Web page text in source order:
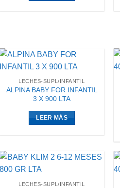
LECHES-SUPL/INFANTIL
ALPINA BABY FOR INFANTIL
3 X 900 LTA
LEER MÁS
LECHES-SUPL/INFANTIL